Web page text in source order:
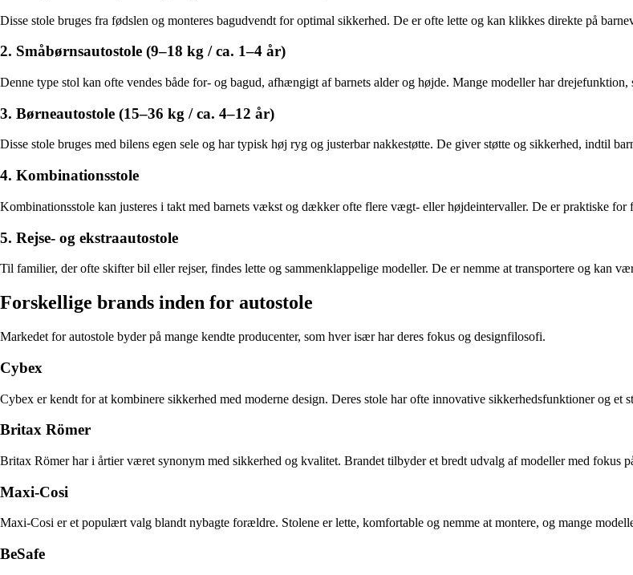
Disse stole bruges fra fødslen og monteres bagudvendt for optimal sikkerhed. De er ofte lette og kan klikkes direkte på
2. Småbørnsautostole (9–18 kg / ca. 1–4 år)
Denne type stol kan ofte vendes både for- og bagud, afhængigt af barnets alder og højde. Mange modeller har
3. Børneautostole (15–36 kg / ca. 4–12 år)
Disse stole bruges med bilens egen sele og har typisk høj ryg og justerbar nakkestøtte. De giver støtte og sikkerhed, indtil
4. Kombinationsstole
Kombinationsstole kan justeres i takt med barnets vækst og dækker ofte flere vægt- eller højdeintervaller. De er praktiske for
5. Rejse- og ekstraautostole
Til familier, der ofte skifter bil eller rejser, findes lette og sammenklappelige modeller. De er nemme at transportere og kan
Forskellige brands inden for autostole
Markedet for autostole byder på mange kendte producenter, som hver især har deres fokus og designfilosofi.
Cybex
Cybex er kendt for at kombinere sikkerhed med moderne design. Deres stole har ofte innovative sikkerhedsfunktioner og et
Britax Römer
Britax Römer har i årtier været synonym med sikkerhed og kvalitet. Brandet tilbyder et bredt udvalg af modeller med fokus
Maxi-Cosi
Maxi-Cosi er et populært valg blandt nybagte forældre. Stolene er lette, komfortable og nemme at montere, og mange
BeSafe